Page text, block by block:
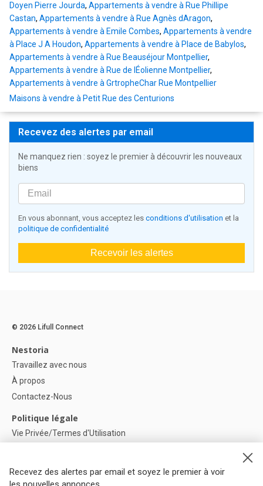
Doyen Pierre Jourda, Appartements à vendre à Rue Phillipe
Castan, Appartements à vendre à Rue Agnès dAragon,
Appartements à vendre à Emile Combes, Appartements à vendre
à Place J A Houdon, Appartements à vendre à Place de Babylos,
Appartements à vendre à Rue Beauséjour Montpellier,
Appartements à vendre à Rue de lÉolienne Montpellier,
Appartements à vendre à GrtropheChar Rue Montpellier
Maisons à vendre à Petit Rue des Centurions
Recevez des alertes par email
Ne manquez rien : soyez le premier à découvrir les nouveaux
biens
En vous abonnant, vous acceptez les conditions d'utilisation et la
politique de confidentialité
Recevoir les alertes
Recevez des alertes par email et soyez le premier à voir
© 2026 Lifull Connect
Nestoria
Travaillez avec nous
À propos
Contactez-Nous
Politique légale
Vie Privée/Termes d'Utilisation
Paramètres des cookies